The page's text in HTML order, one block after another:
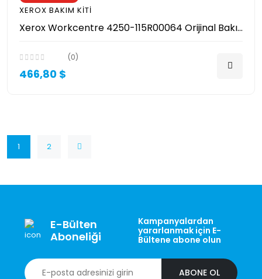
XEROX BAKIM KITI
Xerox Workcentre 4250-115R00064 Orijinal Bakım Kiti
(0)
466,80 $
1 2
E-Bülten
Aboneliği
Kampanyalardan
yararlanmak için E-
Bültene abone olun
ABONE OL